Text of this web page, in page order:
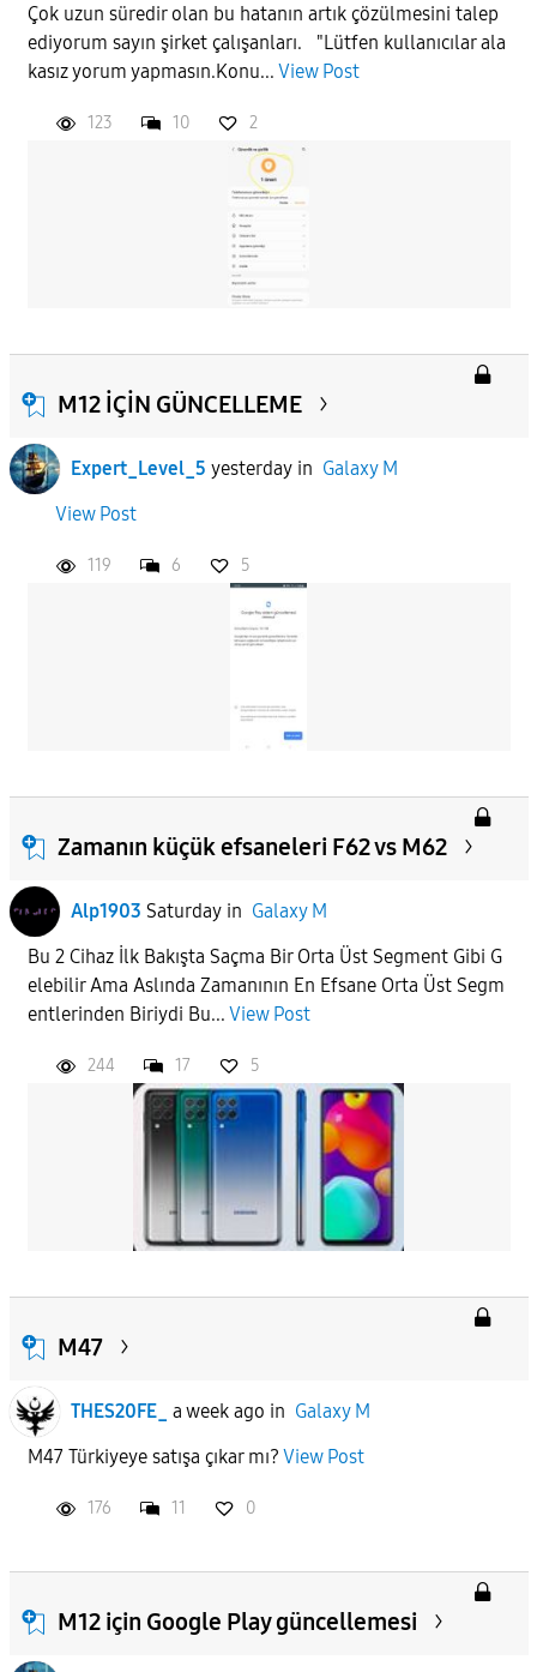
Çok uzun süredir olan bu hatanın artık çözülmesini talep
ediyorum sayın şirket çalışanları. "Lütfen kullanıcılar ala
kasız yorum yapmasın.Konu... View Post
123 10 2
M12 İÇİN GÜNCELLEME
Expert_Level_5 yesterdayin Galaxy M
View Post
119 6 5
Zamanın küçük efsaneleri F62 vs M62
Alp1903 Saturdayin Galaxy M
Bu 2 Cihaz İlk Bakışta Saçma Bir Orta Üst Segment Gibi G
elebilir Ama Aslında Zamanının En Efsane Orta Üst Segm
entlerinden Biriydi Bu... View Post
244 17 5
M47
THES20FE_ a week ago in Galaxy M
M47 Türkiyeye satışa çıkar mı? View Post
176 11 0
M12 için Google Play güncellemesi